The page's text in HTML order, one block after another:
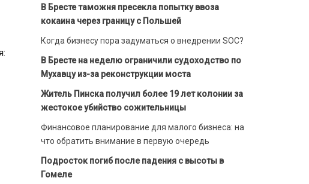
В Бресте таможня пресекла попытку ввоза
кокаина через границу с Польшей
Когда бизнесу пора задуматься о внедрении SOC?
В Бресте на неделю ограничили судоходство по
Мухавцу из-за реконструкции моста
Житель Пинска получил более 19 лет колонии за
жестокое убийство сожительницы
Финансовое планирование для малого бизнеса: на
что обратить внимание в первую очередь
Подросток погиб после падения с высоты в
Гомеле